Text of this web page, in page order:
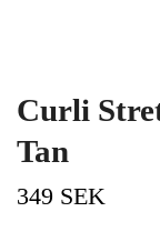
Curli
Tan
349 SEK